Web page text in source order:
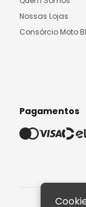
Nossas Lojas
Consórcio Moto
Pagamentos